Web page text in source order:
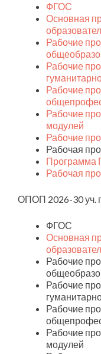
ФГОС
Основная
Рабочие
Рабочие
Рабочие
Рабочие
модулей
Рабочие
Рабочая
Программа
Рабочая
ОПОП 2026-30 уч.
ФГОС
Основная
Рабочие
Рабочие
Рабочие
Рабочие
модулей